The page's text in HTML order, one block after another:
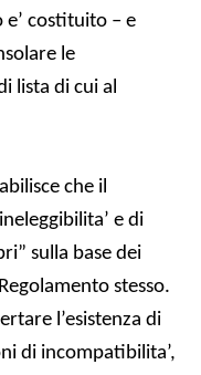
e’ costituito – e
le
lista di cui al
che il
e di
sulla base dei
stesso.
l’esistenza di
di incompatibilita’,